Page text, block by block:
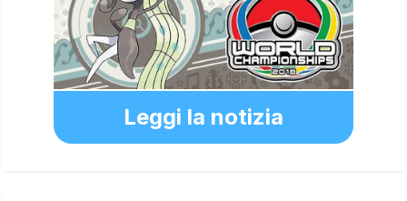
Leggi la notizia